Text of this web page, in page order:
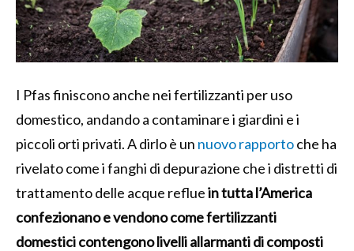
I Pfas finiscono anche nei fertilizzanti per uso
domestico, andando a contaminare i giardini e i
piccoli orti privati. A dirlo è un nuovo rapportoche ha
rivelato come i fanghi di depurazione che i distretti di
trattamento delle acque refluein tutta l’America
confezionano e vendono come fertilizzanti
domestici contengono livelli allarmanti di composti